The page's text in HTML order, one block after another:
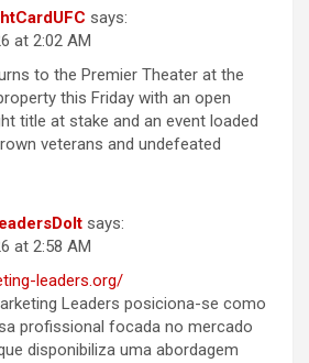
says:
at 2:02 AM
to the Premier Theater at the
this Friday with an open
title at stake and an event loaded
veterans and undefeated
says:
at 2:58 AM
leaders.org/
Leaders posiciona-se como
profissional focada no mercado
disponibiliza uma abordagem